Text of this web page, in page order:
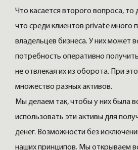
Что касается второго вопроса,
что среди клиентов private много
владельцев бизнеса. У них может
потребность оперативно
не отвлекая их из оборота. При
множество разных активов.
Мы делаем так, чтобы у них была
использовать эти активы для
денег. Возможности без
наших принципов. Мы открываем